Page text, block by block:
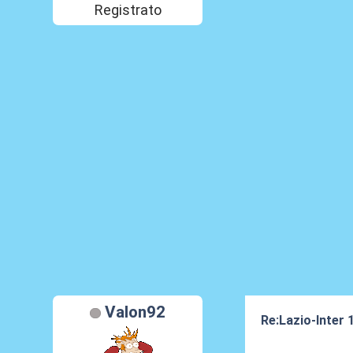
Registrato
Valon92
Re:Lazio-Inter